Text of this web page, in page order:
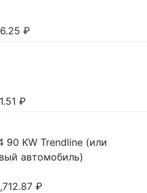
₽
₽
90 KW Trendline (или
автомобиль)
₽